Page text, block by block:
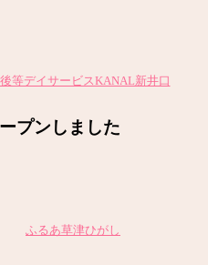
等デイサービスKANAL新井口
プンしました
ふるあ草津ひがし